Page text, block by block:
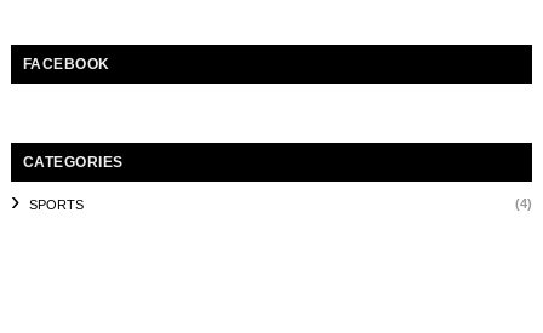
FACEBOOK
CATEGORIES
SPORTS (4)